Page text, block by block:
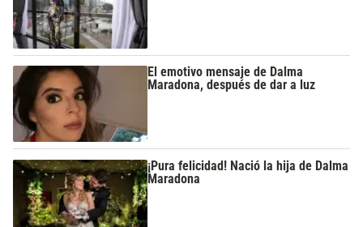
El emotivo mensaje de Dalma
Maradona, después de dar a luz
¡Pura felicidad! Nació la hija de Dalma
Maradona